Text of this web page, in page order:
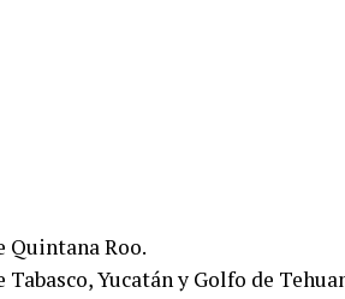
Quintana Roo.
Yucatán y Golfo de